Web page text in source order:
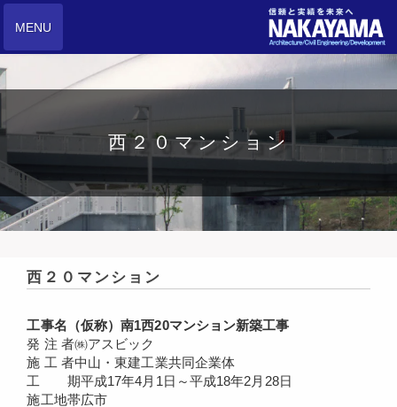
MENU
西２０マンション
西２０マンション
工事名 （仮称）南1西20マンション新築工事
発 注 者㈱アスビック
施 工 者中山・東建工業共同企業体
工 期平成17年4月1日～平成18年2月28日
施工地帯広市